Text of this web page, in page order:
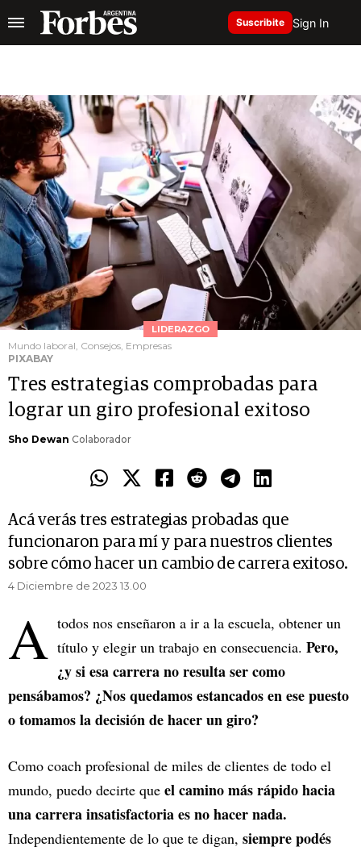
Suscribite Sign In
LIDERAZGO
Mundo laboral, Consejos, Empresas
PIXABAY
Tres estrategias comprobadas para
lograr un giro profesional exitoso
Sho Dewan Colaborador
Acá verás tres estrategias probadas que
funcionaron para mí y para nuestros clientes
sobre cómo hacer un cambio de carrera exitoso.
4 Diciembre de 2023 13.00
A todos nos enseñaron a ir a la escuela, obtener un
título y elegir un trabajo en consecuencia. Pero,
¿y si esa carrera no resulta ser como
pensábamos? ¿Nos quedamos estancados en ese puesto
o tomamos la decisión de hacer un giro?
Como coach profesional de miles de clientes de todo el
mundo, puedo decirte que el camino más rápido hacia
una carrera insatisfactoria es no hacer nada.
Independientemente de lo que te digan, siempre podés